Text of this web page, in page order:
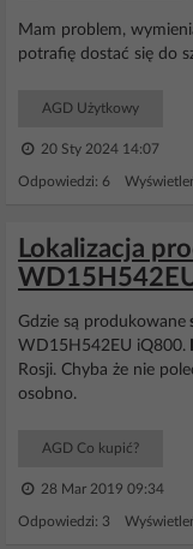
Mam problem,
potrafię dostać się do
AGD Użytkowy
20 Sty 2024 14:07
Odpowiedzi: 6
Lokalizacja
Gdzie są produkowane
WD15H542EU iQ800.
Rosji. Chyba że nie
osobno.
AGD Co kupić?
28 Mar 2019 09:34
Odpowiedzi: 3